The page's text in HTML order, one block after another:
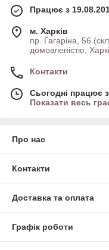
Працює з
м. Харків
пр. Гагаріна, 56
домовленістю,
Контакти
Сьогодні працює
Показати весь
Про нас
Контакти
Доставка та оплата
Графік роботи